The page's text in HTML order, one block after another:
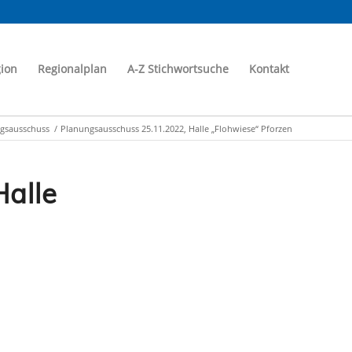
Regionalplan A-Z Stichwortsuche Kontakt
/ Planungsausschuss 25.11.2022, Halle „Flohwiese“ Pforzen